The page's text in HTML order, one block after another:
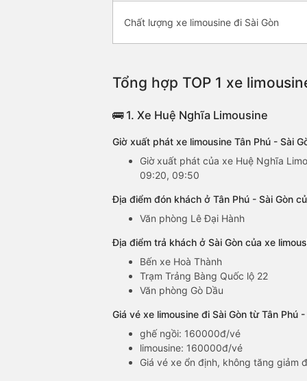
Chất lượng xe limousine đi Sài Gòn
Tổng hợp TOP 1 xe
🚌 1. Xe Huệ Nghĩa Limousine
Giờ xuất phát xe limousine Tân Phú - Sài
Giờ xuất phát của xe Huệ Nghĩa
09:20, 09:50
Địa điểm đón khách ở Tân Phú - Sài Gòn
Văn phòng Lê Đại Hành
Địa điểm trả khách ở Sài Gòn của xe
Bến xe Hoà Thành
Trạm Trảng Bàng Quốc lộ 22
Văn phòng Gò Dầu
Giá vé xe limousine đi Sài Gòn từ Tân Phú
ghế ngồi: 160000đ/vé
limousine: 160000đ/vé
Giá vé xe ổn định, không tăng giảm